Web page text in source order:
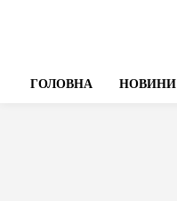
ГОЛОВНА НОВИНИ